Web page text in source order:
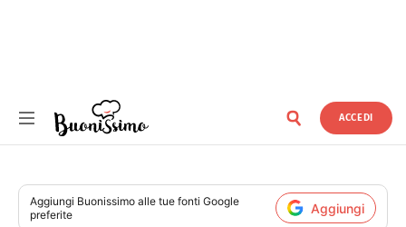
ACCEDI
Aggiungi Buonissimo alle tue fonti Google
preferite
Aggiungi